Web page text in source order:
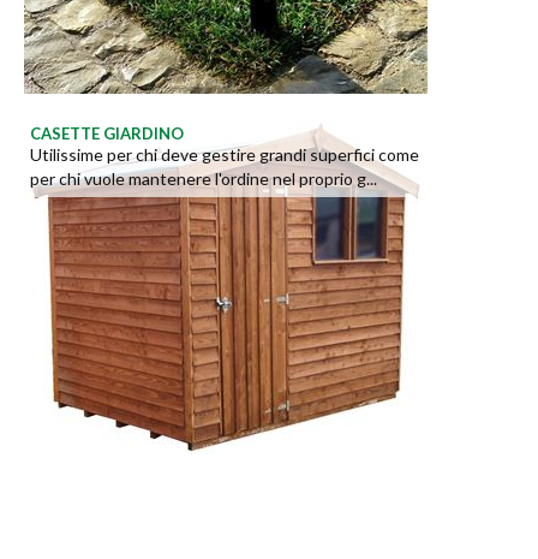
CASETTE GIARDINO
Utilissime per chi deve gestire grandi superfici come
per chi vuole mantenere l'ordine nel proprio g...